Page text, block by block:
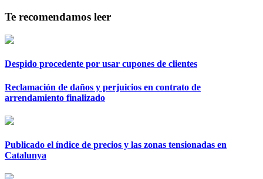
Te recomendamos leer
Despido procedente por usar cupones de clientes
Reclamación de daños y perjuicios en contrato de
arrendamiento finalizado
Publicado el índice de precios y las zonas tensionadas en
Catalunya